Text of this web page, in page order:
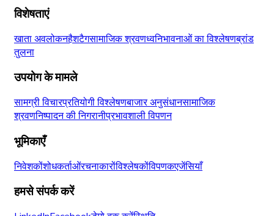
विशेषताएं
खाता अवलोकनहैशटैगसामाजिक श्रवणध्वनिभावनाओं का विश्लेषणब्रांड
तुलना
उपयोग के मामले
सामग्री विचारप्रतियोगी विश्लेषणबाजार अनुसंधानसामाजिक
श्रवणनिष्पादन की निगरानीप्रभावशाली विपणन
भूमिकाएँ
निवेशकोंशोधकर्ताओंरचनाकारोंविश्लेषकोंविपणकएजेंसियाँ
हमसे संपर्क करें